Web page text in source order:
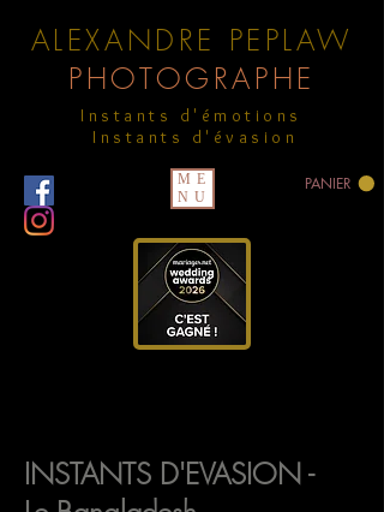
ALEXANDRE PEPLAW
PHOTOGRAPHE
Instants d'émotions
Instants d'évasion
ME
NU
PANIER
INSTANTS D'EVASION -